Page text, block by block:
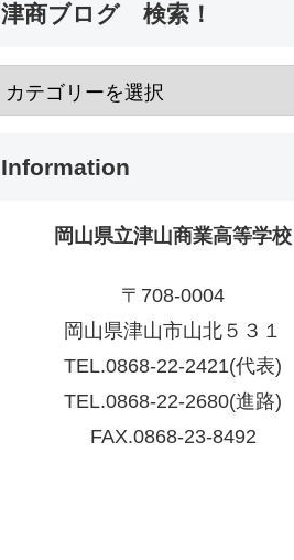
津商ブログ 検索！
Information
岡山県立津山商業高等学校
〒708-0004
岡山県津山市山北５３１
TEL.0868-22-2421(代表)
TEL.0868-22-2680(進路)
FAX.0868-23-8492